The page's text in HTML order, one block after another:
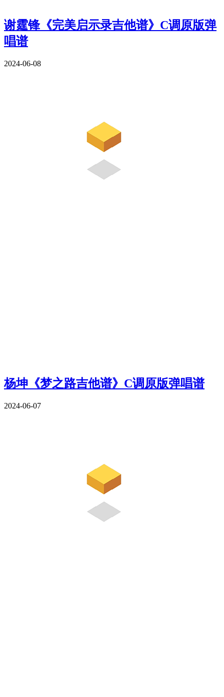
谢霆锋《完美启示录吉他谱》C调原版弹
唱谱
2024-06-08
杨坤《梦之路吉他谱》C调原版弹唱谱
2024-06-07